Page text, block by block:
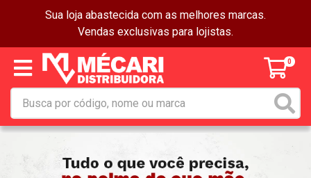
Sua loja abastecida com as melhores marcas.
Vendas exclusivas para lojistas.
0